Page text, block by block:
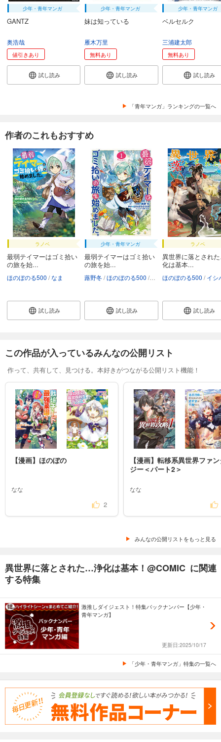
少年・青年マンガ
GANTZ
奥浩哉
値引きあり
試し読み
少年・青年マンガ
妹は知っている
雁木万里
無料あり
試し読み
少年・青年マンガ
ベルセルク
三浦建太郎
無料あり
試し読み
「青年マンガ」ランキングの一覧へ
作者のこれもおすすめ
ラノベ
最弱テイマーはゴミ拾い
の旅を始...
ほのぼのる500 なま
試し読み
少年・青年マンガ
最弱テイマーはゴミ拾い
の旅を始...
蕗野冬 ほのぼのる500 なま
試し読み
ラノベ
異世界に落とされ
化は基本...
ほのぼのる500 イシバシヨ
試し読み
この作品が入っているみんなの公開リスト
作って、共有して、見つける。本好きがつながる公開リスト機能！
【漫画】ほのぼの
なな
2
【漫画】転移系異世界ファ
ジー＜パート2＞
なな
みんなの公開リストをもっと見る
異世界に落とされた…浄化は基本！@COMIC に関連
する特集
激推しダイジェスト！特集バックナンバー【少年・
青年マンガ】
更新日:2025/10/17
「少年・青年マンガ」特集の一覧へ